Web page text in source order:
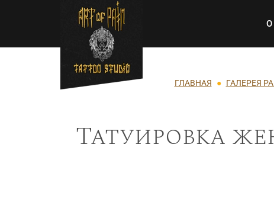
Перейти к основному содержанию
О
Строка навигации
ГЛАВНАЯ ГАЛЕРЕЯ
Татуировка